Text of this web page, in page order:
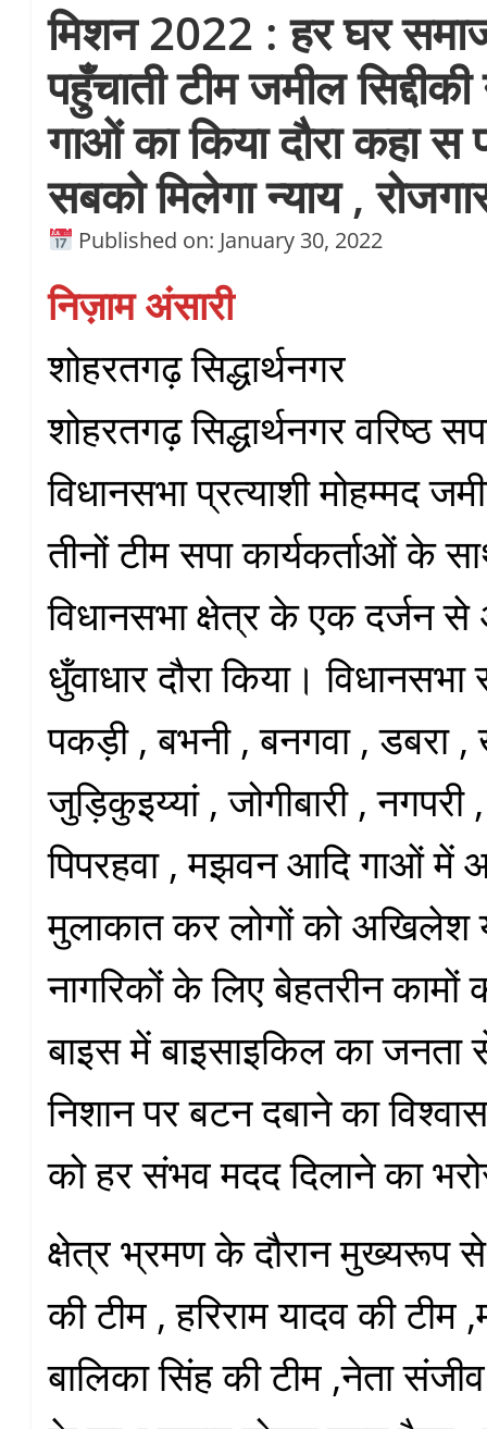
मिशन 2022 : हर घर
पहुँचाती टीम जमील
गाओं का किया दौरा कहा स
सबको मिलेगा न्याय ,
Published on: January 30, 2022
निज़ाम अंसारी
शोहरतगढ़ सिद्धार्थनगर
शोहरतगढ़ सिद्धार्थनगर वरिष्ठ
विधानसभा प्रत्याशी मोहम्मद
तीनों टीम सपा कार्यकर्ताओं के
विधानसभा क्षेत्र के एक दर्जन
धुँवाधार दौरा किया।
पकड़ी , बभनी , बनगवा , डबरा
जुड़िकुइय्यां , जोगीबारी , नगपरी
पिपरहवा , मझवन आदि गाओं में
मुलाकात कर लोगों को अखिलेश
नागरिकों के लिए बेहतरीन कामों
बाइस में बाइसाइकिल का जनता
निशान पर बटन दबाने का
को हर संभव मदद दिलाने का
क्षेत्र भ्रमण के दौरान मुख्यरूप से
की टीम , हरिराम यादव की टीम
बालिका सिंह की टीम ,नेता